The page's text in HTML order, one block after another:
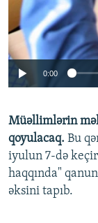
0:00
Müəllimlərin
qoyulacaq. Bu
iyulun 7-də
haqqında"
əksini tapıb.